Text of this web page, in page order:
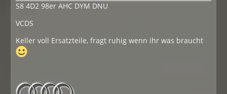
S8 4D2 98er AHC DYM DNU
VCDS
Keller voll Ersatzteile, fragt ruhig wenn ihr was braucht